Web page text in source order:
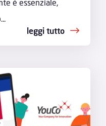
è essenziale,
leggi tutto